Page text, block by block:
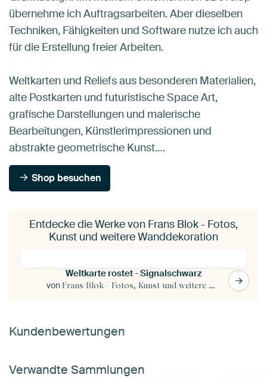
übernehme ich Auftragsarbeiten. Aber dieselben
Techniken, Fähigkeiten und Software nutze ich auch
für die Erstellung freier Arbeiten.
Weltkarten und Reliefs aus besonderen Materialien,
alte Postkarten und futuristische Space Art,
grafische Darstellungen und malerische
Bearbeitungen, Künstlerimpressionen und
abstrakte geometrische Kunst.…
Shop besuchen
Entdecke die Werke von Frans Blok - Fotos,
Kunst und weitere Wanddekoration
Weltkarte rostet - Signalschwarz
von Frans Blok - Fotos, Kunst und weitere Wanddekoration
Kundenbewertungen
Verwandte Sammlungen